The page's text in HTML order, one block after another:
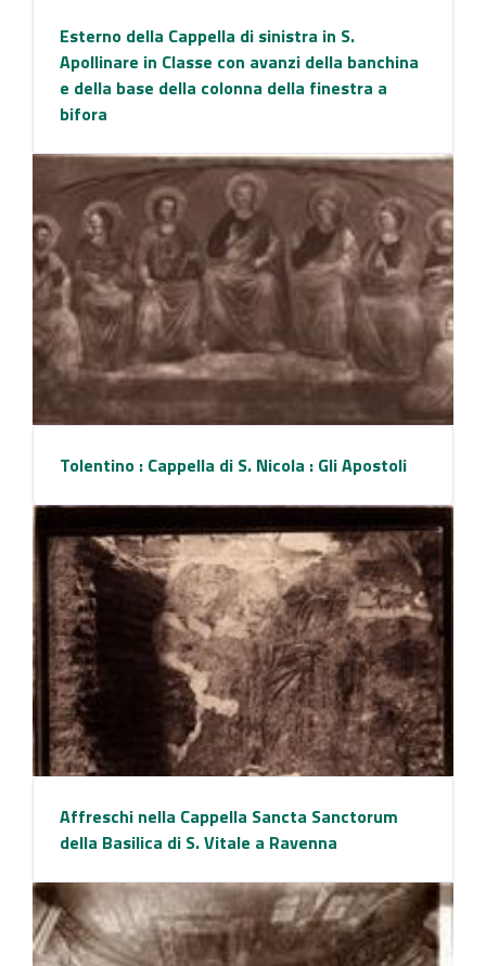
Esterno della Cappella di sinistra in S.
Apollinare in Classe con avanzi della banchina
e della base della colonna della finestra a
bifora
Tolentino : Cappella di S. Nicola : Gli Apostoli
Affreschi nella Cappella Sancta Sanctorum
della Basilica di S. Vitale a Ravenna